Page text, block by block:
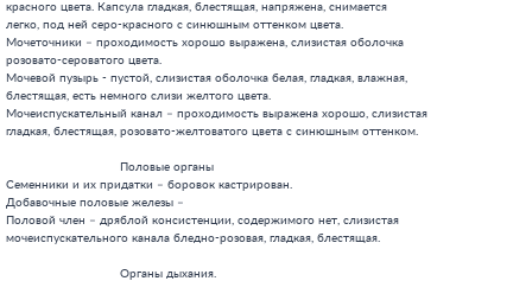
красного цвета. Капсула гладкая, блестящая, напряжена, снимается
легко, под ней серо-красного с синюшным оттенком цвета.
Мочеточники – проходимость хорошо выражена, слизистая оболочка
розовато-сероватого цвета.
Мочевой пузырь - пустой, слизистая оболочка белая, гладкая, влажная,
блестящая, есть немного слизи желтого цвета.
Мочеиспускательный канал – проходимость выражена хорошо, слизистая
гладкая, блестящая, розовато-желтоватого цвета с синюшным оттенком.
                                Половые органы
Семенники и их придатки – боровок кастрирован.
Добавочные половые железы –
Половой член – дряблой консистенции, содержимого нет, слизистая
мочеиспускательного канала бледно-розовая, гладкая, блестящая.
                                Органы дыхания.